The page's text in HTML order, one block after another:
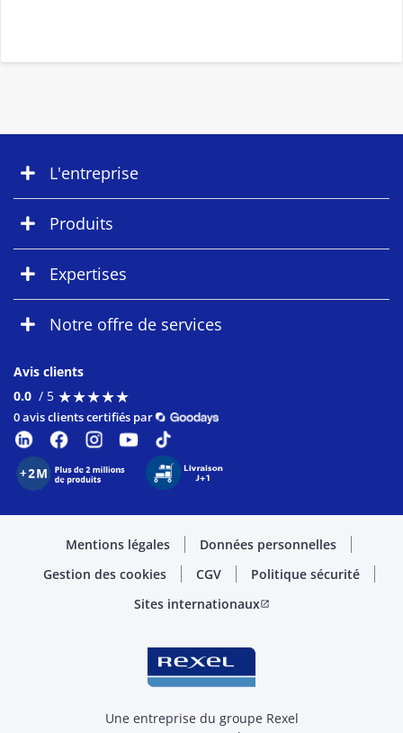
L'entreprise
Produits
Expertises
Notre offre de services
Avis clients
0.0 / 5 ★★★★★
★★★★★
0 avis clients certifiés par
Mentions légales
Données personnelles
Gestion des cookies
CGV
Politique sécurité
Sites internationauxopen_in_new
Une entreprise du groupe Rexel